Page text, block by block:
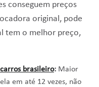
conseguem preços
original, pode
tem o melhor preço,
brasileiro:Maior
em até 12 vezes, não